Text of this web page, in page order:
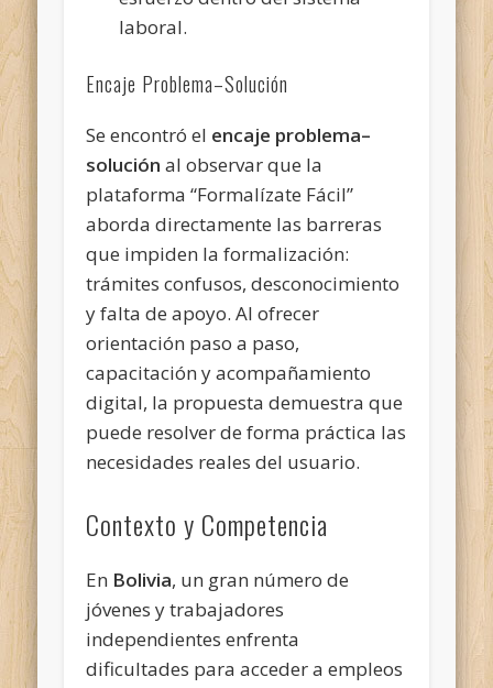
laboral.
Encaje Problema–Solución
Se encontró el encaje problema–
solución al observar que la
plataforma “Formalízate Fácil”
aborda directamente las barreras
que impiden la formalización:
trámites confusos, desconocimiento
y falta de apoyo. Al ofrecer
orientación paso a paso,
capacitación y acompañamiento
digital, la propuesta demuestra que
puede resolver de forma práctica las
necesidades reales del usuario.
Contexto y Competencia
En Bolivia, un gran número de
jóvenes y trabajadores
independientes enfrenta
dificultades para acceder a empleos